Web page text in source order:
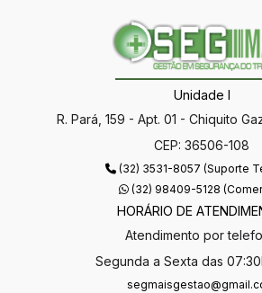
Unidade I
R. Pará, 159 - Apt. 01 - Chiquito
CEP: 36506-108
(32) 3531-8057 (Suporte
(32) 98409-5128
HORÁRIO DE
Atendimento por
Segunda a Sexta das